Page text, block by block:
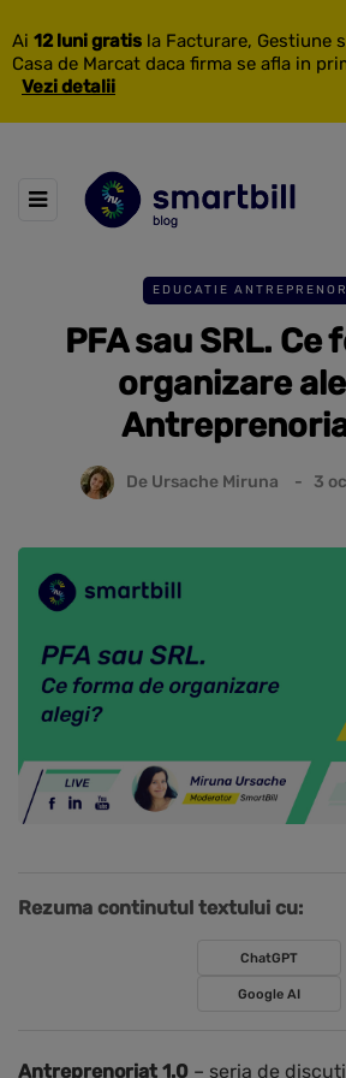
Ai 12 luni gratis la Facturare, Gestiune
Casa de Marcat daca firma se afla in
Vezi detalii
EDUCATIE
PFA sau SRL. Ce
organizare
De Ursache Miruna 3
Rezuma continutul textului cu:
ChatGPT
Google AI
Antreprenoriat 1.0 – seria de